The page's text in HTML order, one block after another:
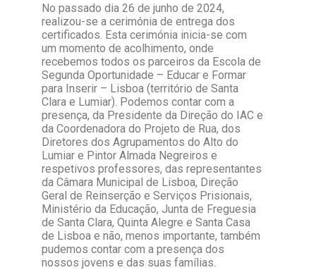
No passado dia 26 de junho de 2024,
realizou-se a cerimónia de entrega dos
certificados. Esta cerimónia inicia-se com
um momento de acolhimento, onde
recebemos todos os parceiros da Escola de
Segunda Oportunidade – Educar e Formar
para Inserir – Lisboa (território de Santa
Clara e Lumiar). Podemos contar com a
presença, da Presidente da Direção do IAC e
da Coordenadora do Projeto de Rua, dos
Diretores dos Agrupamentos do Alto do
Lumiar e Pintor Almada Negreiros e
respetivos professores, das representantes
da Câmara Municipal de Lisboa, Direção
Geral de Reinserção e Serviços Prisionais,
Ministério da Educação, Junta de Freguesia
de Santa Clara, Quinta Alegre e Santa Casa
de Lisboa e não, menos importante, também
pudemos contar com a presença dos
nossos jovens e das suas famílias.